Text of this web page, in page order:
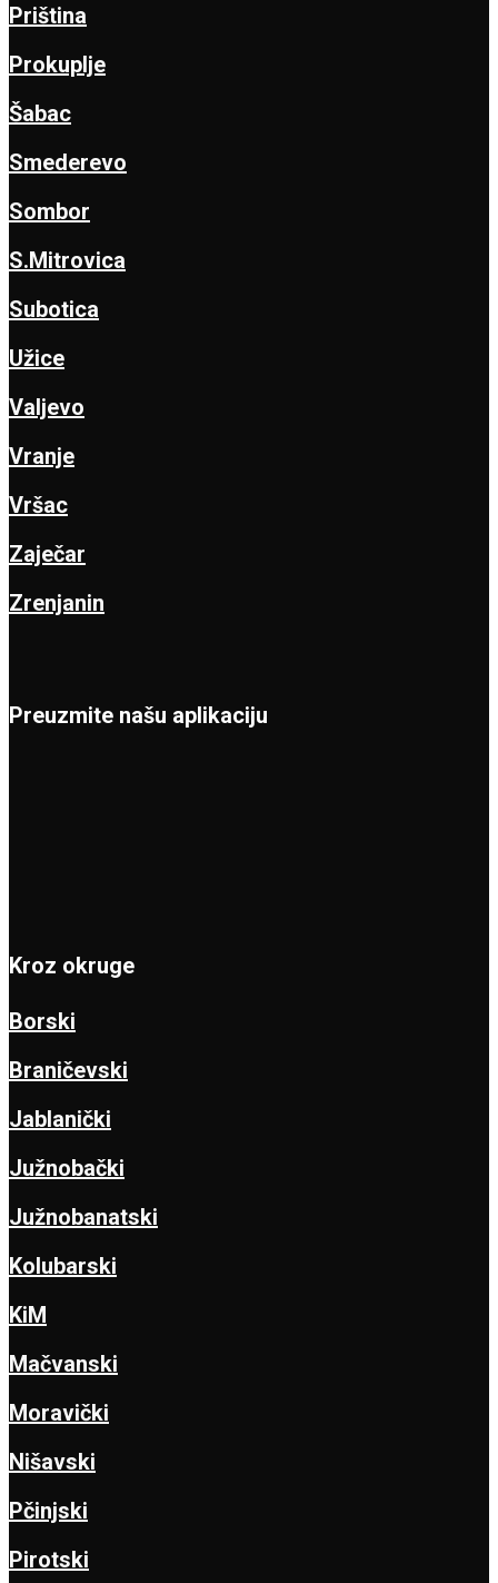
Priština
Prokuplje
Šabac
Smederevo
Sombor
S.Mitrovica
Subotica
Užice
Valjevo
Vranje
Vršac
Zaječar
Zrenjanin
Preuzmite našu aplikaciju
Kroz okruge
Borski
Braničevski
Jablanički
Južnobački
Južnobanatski
Kolubarski
KiM
Mačvanski
Moravički
Nišavski
Pčinjski
Pirotski